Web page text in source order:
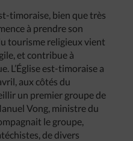
timoraise, bien que très
à prendre son
tourisme religieux vient
et contribue à
L’Église est-timoraise a
aux côtés du
un premier groupe de
Vong, ministre du
le groupe,
de divers